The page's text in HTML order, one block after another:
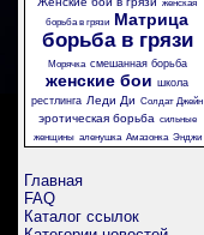
женская
борьба в грязи Матрица
борьба в грязи
Морячка смешанная борьба
женские бои школа
рестлинга Леди Ди Солдат Джейн
эротическая борьба сильные
женщины аленушка Амазонка Энджи
Главная
FAQ
Каталог ссылок